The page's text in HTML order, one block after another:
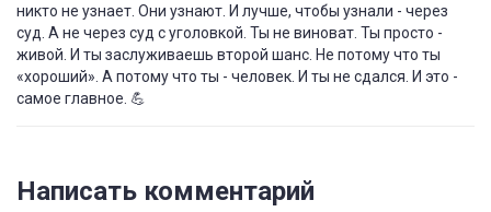
никто не узнает. Они узнают. И лучше, чтобы узнали - через
суд. А не через суд с уголовкой. Ты не виноват. Ты просто -
живой. И ты заслуживаешь второй шанс. Не потому что ты
«хороший». А потому что ты - человек. И ты не сдался. И это -
самое главное. 💪
Написать комментарий